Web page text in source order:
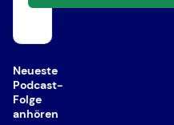
Neueste
Podcast-
Folge
anhören